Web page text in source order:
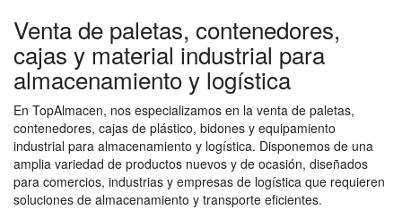
Venta de paletas, contenedores,
cajas y material industrial para
almacenamiento y logística
En TopAlmacen, nos especializamos en la venta de paletas,
contenedores, cajas de plástico, bidones y equipamiento
industrial para almacenamiento y logística. Disponemos de una
amplia variedad de productos nuevos y de ocasión, diseñados
para comercios, industrias y empresas de logística que requieren
soluciones de almacenamiento y transporte eficientes.